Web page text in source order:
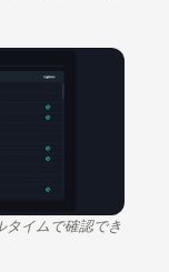
タイムで確認でき